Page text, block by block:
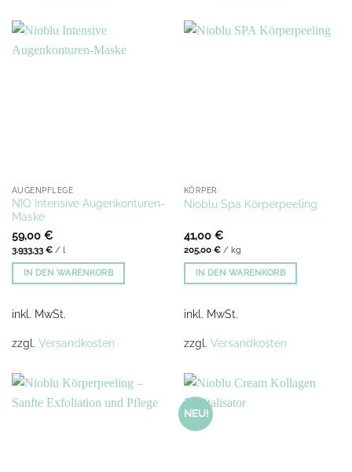
AUGENPFLEGE
NIO Intensive Augenkonturen-
Maske
59,00 €
3.933,33 €/ l
IN DEN WARENKORB
inkl. MwSt.
zzgl. Versandkosten
KÖRPER
Nioblu Spa Körperpeeling
41,00 €
205,00 €/ kg
IN DEN WARENKORB
inkl. MwSt.
zzgl. Versandkosten
NEU!